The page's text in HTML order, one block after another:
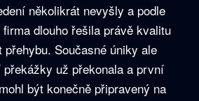
několikrát nevyšly a podle
dlouho řešila právě kvalitu
Současné úniky ale
už překonala a první
být konečně připravený na